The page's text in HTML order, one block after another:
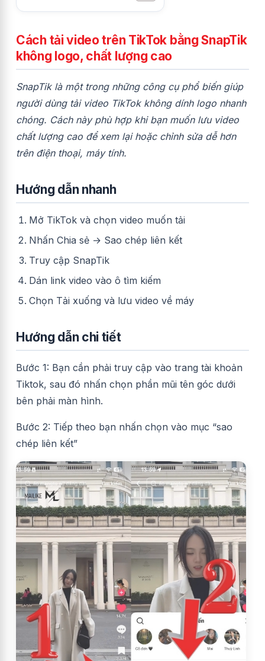
Cách tải video trên TikTok bằng SnapTik
không logo, chất lượng cao
SnapTik là một trong những công cụ phổ biến giúp
người dùng tải video TikTok không dính logo nhanh
chóng. Cách này phù hợp khi bạn muốn lưu video
chất lượng cao để xem lại hoặc chỉnh sửa dễ hơn
trên điện thoại, máy tính.
Hướng dẫn nhanh
Mở TikTok và chọn video muốn tải
Nhấn Chia sẻ → Sao chép liên kết
Truy cập SnapTik
Dán link video vào ô tìm kiếm
Chọn Tải xuống và lưu video về máy
Hướng dẫn chi tiết
Bước 1: Bạn cần phải truy cập vào trang tài khoản
Tiktok, sau đó nhấn chọn phần mũi tên góc dưới
bên phải màn hình.
Bước 2: Tiếp theo bạn nhấn chọn vào mục “sao
chép liên kết”